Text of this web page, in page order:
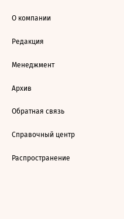
О компании
Редакция
Менеджмент
Архив
Обратная связь
Справочный центр
Распространение